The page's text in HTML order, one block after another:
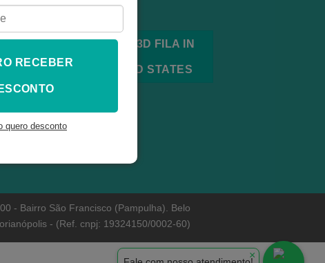
BUY FROM 3D FILA IN
THE UNITED STATES
- Bairro São Francisco (Pampulha). Belo
- (Ref. cnpj: 19324150/0002-60)
RECEBER
quero desconto
×